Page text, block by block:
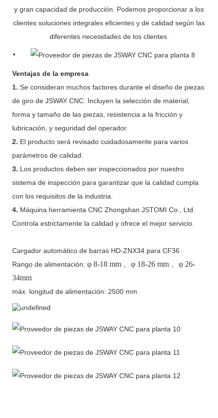
y gran capacidad de producción. Podemos proporcionar a los
clientes soluciones integrales eficientes y de calidad según las
diferentes necesidades de los clientes.
Ventajas de la empresa
1. Se consideran muchos factores durante el diseño de piezas
de giro de JSWAY CNC. Incluyen la selección de material,
forma y tamaño de las piezas, resistencia a la fricción y
lubricación, y seguridad del operador.
2. El producto será revisado cuidadosamente para varios
parámetros de calidad.
3. Los productos deben ser inspeccionados por nuestro
sistema de inspección para garantizar que la calidad cumpla
con los requisitos de la industria.
4. Máquina herramienta CNC Zhongshan JSTOMI Co., Ltd.
Controla estrictamente la calidad y ofrece el mejor servicio.
Cargador automático de barras HD-ZNX34 para CF36
Rango de alimentación: φ 8-18 mm 、φ 18-26 mm 、φ 26-
34mm
máx. longitud de alimentación: 2500 mm